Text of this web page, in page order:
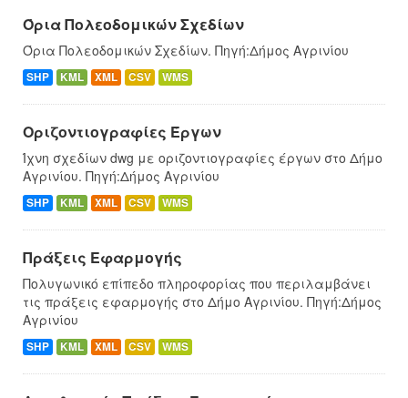
Όρια Πολεοδομικών Σχεδίων
Όρια Πολεοδομικών Σχεδίων. Πηγή:Δήμος Αγρινίου
SHP KML XML CSV WMS
Οριζοντιογραφίες Έργων
Ίχνη σχεδίων dwg με οριζοντιογραφίες έργων στο Δήμο
Αγρινίου. Πηγή:Δήμος Αγρινίου
SHP KML XML CSV WMS
Πράξεις Εφαρμογής
Πολυγωνικό επίπεδο πληροφορίας που περιλαμβάνει
τις πράξεις εφαρμογής στο Δήμο Αγρινίου. Πηγή:Δήμος
Αγρινίου
SHP KML XML CSV WMS